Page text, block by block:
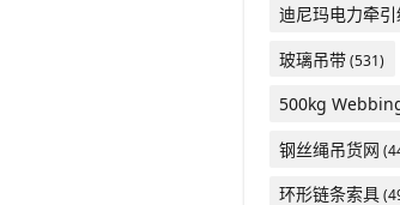
迪尼玛电力牵
玻璃吊带(531)
500kg
钢丝绳吊货网
环形链条索具